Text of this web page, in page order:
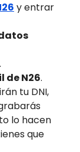
y entrar
de N26.
tu DNI,
lo hacen
que